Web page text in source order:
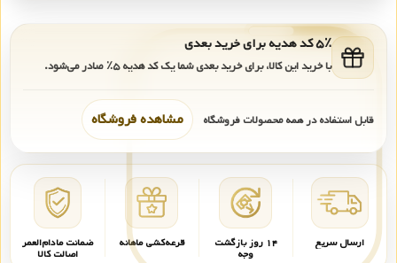
۵٪ کد هدیه برای خرید بعدی
با خرید این کالا، برای خرید بعدی شما یک کد هدیه۵٪ صادر می‌شود.
قابل استفاده در همه محصولات فروشگاه مشاهده فروشگاه
ارسال سریع ۱۴ روز بازگشت
وجه
قرعه‌کشی ماهانه ضمانت مادام‌العمر
اصالت کالا